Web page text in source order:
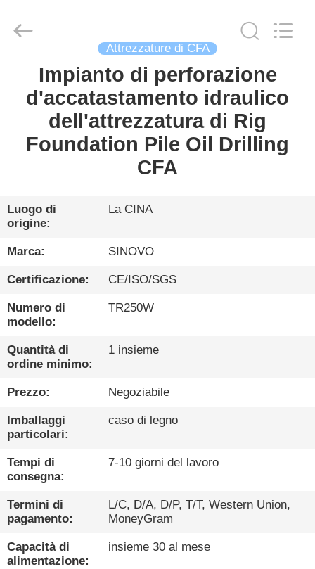
CASA
PRODOTTI
CIRCA
NOI
GIRO
DELLA
FABBRICA
CONTROLLO
DI
QUALITÀ
CONTATTICI
CHATTA
ADESSO
Sinovo
Heavy
Attrezzature di CFA
Impianto di perforazione
d'accatastamento idraulico
dell'attrezzatura di Rig
Foundation Pile Oil Drilling
CFA
Luogo di
origine:
La CINA
Marca: SINOVO
Certificazione: CE/ISO/SGS
Numero di
modello:
TR250W
Quantità di
ordine minimo:
1 insieme
Prezzo: Negoziabile
Imballaggi
particolari:
caso di legno
Tempi di
consegna:
7-10 giorni del lavoro
Termini di
pagamento:
L/C, D/A, D/P, T/T, Western Union,
MoneyGram
Capacità di
alimentazione:
insieme 30 al mese